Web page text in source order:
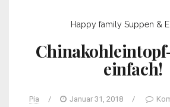
Happy family Suppen &
einfach!
Pia / Januar 31, 2018 /